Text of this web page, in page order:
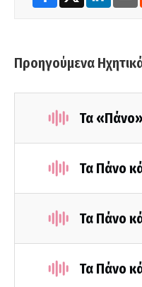
Προηγούμενα
Τα
Τα Πάνο
Τα Πάνο
Τα Πάνο